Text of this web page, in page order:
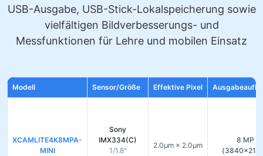
USB-Ausgabe, USB-Stick-Lokalspeicherung sowie
vielfältigen Bildverbesserungs- und
Messfunktionen für Lehre und mobilen Einsatz
Modell Sensor/Größe Effektive Pixel
XCAMLITE4K8MPA-
MINI
Sony
IMX334(C)
1/1.8"
2.0µm × 2.0µm
8 MP